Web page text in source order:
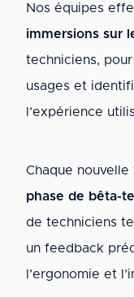
Nos équipes
immersions sur
techniciens,
usages et
l’expérience
Chaque
phase de bêta-
de techniciens
un feedback
l’ergonomie et